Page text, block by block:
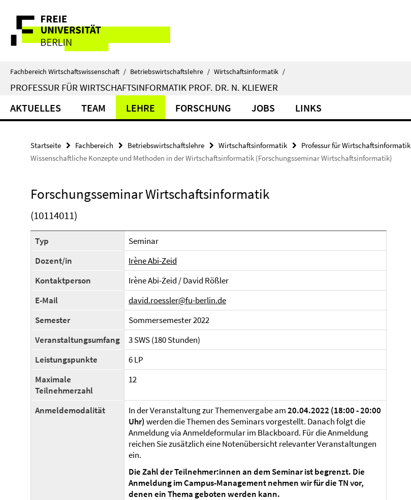
direkt
Inhalt
Service-
Navigation
Fachbereich Wirtschaftswissenschaft / Betriebswirtschaftslehre / Wirtschaftsinformatik /
PROFESSUR FÜR WIRTSCHAFTSINFORMATIK PROF. DR. N. KLIEWER
AKTUELLES TEAM LEHRE FORSCHUNG JOBS LINKS
Startseite Fachbereich Betriebswirtschaftslehre Wirtschaftsinformatik Professur für Wirtschaftsinformatik
Wissenschaftliche Konzepte und Methoden in der Wirtschaftsinformatik (Forschungsseminar Wirtschaftsinformatik)
Forschungsseminar Wirtschaftsinformatik
(10114011)
Typ
Seminar
Dozent/in
Irène Abi-Zeid
Kontaktperson
Irène Abi-Zeid / David Rößler
E-Mail
david.roessler@fu-berlin.de
Semester
Sommersemester 2022
Veranstaltungsumfang
3 SWS (180 Stunden)
Leistungspunkte
6 LP
Maximale
Teilnehmerzahl
12
Anmeldemodalität In der Veranstaltung zur Themenvergabe am20.04.2022 (18:00 - 20:00
Uhr)werden die Themen des Seminars vorgestellt. Danach folgt die
Anmeldung via Anmeldeformular im Blackboard. Für die Anmeldung
reichen Sie zusätzlich eine Notenübersicht relevanter Veranstaltungen
ein.
Die Zahl der Teilnehmer:innen an dem Seminar ist begrenzt. Die
Anmeldung im Campus-Management nehmen wir für die TN vor,
denen ein Thema geboten werden kann.